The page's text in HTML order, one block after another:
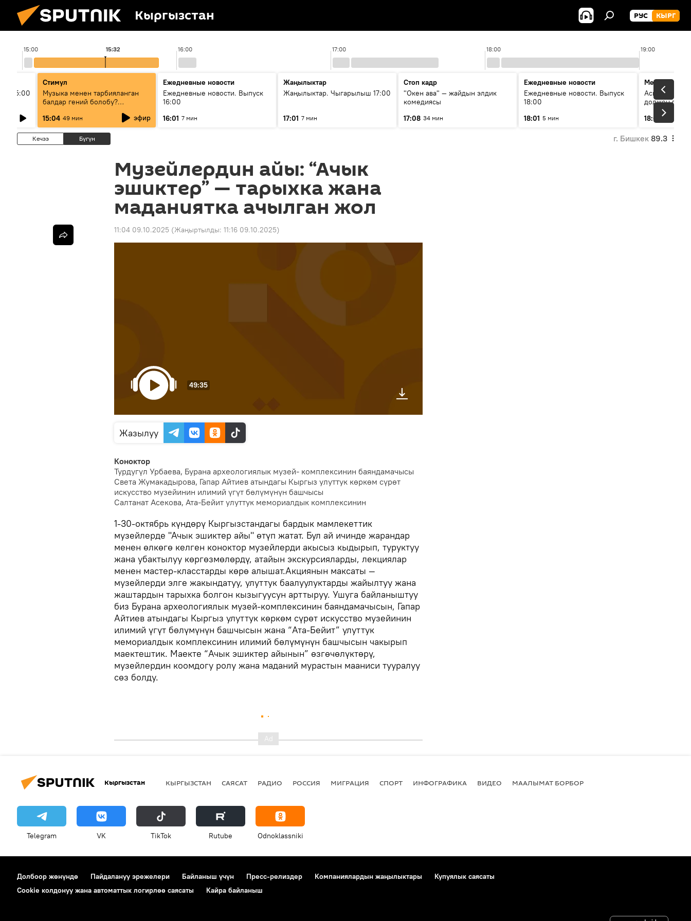
Кыргызстан РУС КЫРГ
15:00 16:00 17:00 18:00 19:00
15:32
15:00
Стимул
Музыка менен тарбияланган
балдар гений болобу?
Кыргыздын жашоосунда
музыканын орду
15:04 49 мин эфир
Ежедневные новости
Ежедневные новости. Выпуск
16:00
16:01 7 мин
Жаңылыктар
Жаңылыктар. Чыгарылыш 17:00
17:01 7 мин
Стоп кадр
"Окен ава" — жайдын элдик
комедиясы
17:08 34 мин
Ежедневные новости
Ежедневные новости. Выпуск
18:00
18:01 5 мин
Меняющие
Аскар
должен
18:06
Кечээ Бүгүн г. Бишкек 89.3
Музейлердин айы: “Ачык
эшиктер” — тарыхка жана
маданиятка ачылган жол
11:04 09.10.2025 (Жаңыртылды: 11:16 09.10.2025)
49:35
Жазылуу
Коноктор
Турдугүл Урбаева, Бурана археологиялык музей- комплексинин баяндамачысы
Света Жумакадырова, Гапар Айтиев атындагы Кыргыз улуттук көркөм сүрөт
искусство музейинин илимий үгүт бөлүмүнүн башчысы
Салтанат Асекова, Ата-Бейит улуттук мемориалдык комплексинин
1-30-октябрь күндөрү Кыргызстандагы бардык мамлекеттик
музейлерде "Ачык эшиктер айы" өтүп жатат. Бул ай ичинде жарандар
менен өлкөгө келген коноктор музейлерди акысыз кыдырып, туруктуу
жана убактылуу көргөзмөлөрдү, атайын экскурсияларды, лекциялар
менен мастер-класстарды көрө алышат.Акциянын максаты —
музейлерди элге жакындатуу, улуттук баалуулуктарды жайылтуу жана
жаштардын тарыхка болгон кызыгуусун арттыруу. Ушуга байланыштуу
биз Бурана археологиялык музей-комплексинин баяндамачысын, Гапар
Айтиев атындагы Кыргыз улуттук көркөм сүрөт искусство музейинин
илимий үгүт бөлүмүнүн башчысын жана “Ата-Бейит” улуттук
мемориалдык комплексинин илимий бөлүмүнүн башчысын чакырып
маектештик. Маекте “Ачык эшиктер айынын” өзгөчөлүктөрү,
музейлердин коомдогу ролу жана маданий мурастын мааниси тууралуу
сөз болду.
Кыргызстан КЫРГЫЗСТАН САЯСАТ РАДИО РОССИЯ МИГРАЦИЯ СПОРТ ИНФОГРАФИКА ВИДЕО МААЛЫМАТ БОРБОР
Telegram VK ТikТоk Rutube Odnoklassniki
Долбоор жөнүндө Пайдалануу эрежелери Байланыш үчүн Пресс-релиздер Компаниялардын жаңылыктары
Купуялык саясаты
Cookie колдонуу жана автоматтык логирлөө саясаты
Кайра байланыш